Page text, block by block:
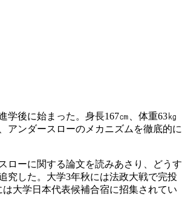
学後に始まった。身長167㎝、体重63㎏
アンダースローのメカニズムを徹底的に
ローに関する論文を読みあさり、どうす
究した。大学3年秋には法政大戦で完投
大学日本代表候補合宿に招集されてい